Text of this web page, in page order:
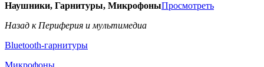
Наушники, Гарнитуры, МикрофоныПросмотреть
Назад к Периферия и мультимедиа
Bluetooth-гарнитуры
Микрофоны